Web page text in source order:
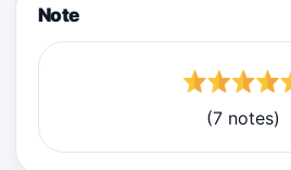
Note
(7 notes)